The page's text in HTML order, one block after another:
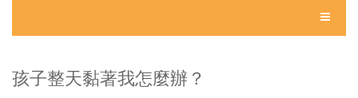
孩子整天黏著我怎麼辦？